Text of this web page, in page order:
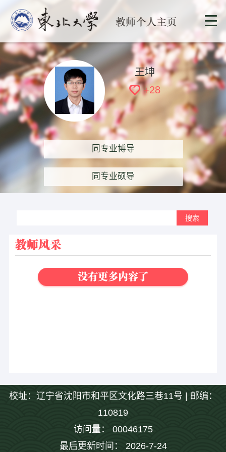
王坤
+28
同专业博导
同专业硕导
教师风采
没有更多内容了
校址：辽宁省沈阳市和平区文化路三巷11号 | 邮编：
110819
访问量： 00046175
最后更新时间： 2026-7-24